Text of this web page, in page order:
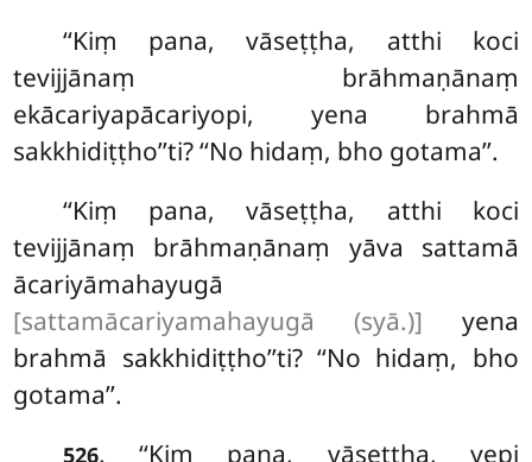
‘‘Kiṃ pana, vāseṭṭha, atthi koci
tevijjānaṃ brāhmaṇānaṃ
ekācariyapācariyopi, yena brahmā
sakkhidiṭṭho’’ti? ‘‘No hidaṃ, bho gotama’’.
‘‘Kiṃ pana, vāseṭṭha, atthi koci
tevijjānaṃ brāhmaṇānaṃ yāva sattamā
ācariyāmahayugā
[sattamācariyamahayugā (syā.)] yena
brahmā sakkhidiṭṭho’’ti? ‘‘No hidaṃ, bho
gotama’’.
526. ‘‘Kiṃ pana, vāseṭṭha, yepi